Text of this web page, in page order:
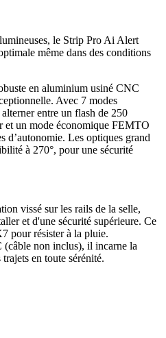
le Strip Pro Ai Alert
même dans des conditions
en aluminium usiné CNC
Avec 7 modes
entre un flash de 250
et un mode économique FEMTO
d’autonomie. Les optiques grand
à 270°, pour une sécurité
vissé sur les rails de la selle,
et d'une sécurité supérieure. Ce
pour résister à la pluie.
non inclus), il incarne la
en toute sérénité.